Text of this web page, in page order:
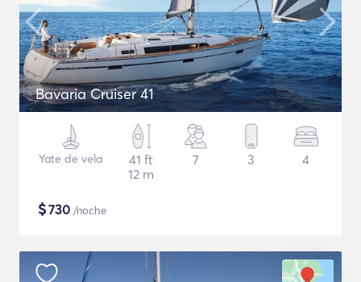
Bavaria Cruiser 41
Yate de vela
41 ft
12 m
7 3 4
$730 /noche